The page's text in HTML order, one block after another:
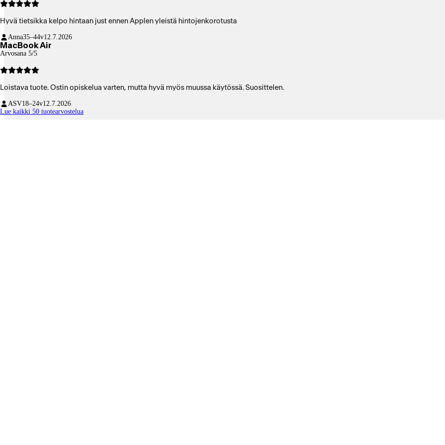
Hyvä tietsikka kelpo hintaan just ennen Applen yleistä hintojenkorotusta
Anna35–44v12.7.2026
MacBook Air
Arvosana 5/5
Loistava tuote. Ostin opiskelua varten, mutta hyvä myös muussa käytössä. Suosittelen.
ASV18–24v12.7.2026
Lue kaikki 50 tuotearvostelua